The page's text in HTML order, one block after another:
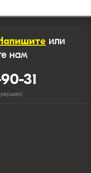
или
нам
31